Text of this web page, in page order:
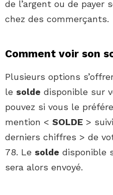
de l’argent ou de payer
chez des commerçants.
Comment voir son
Plusieurs options
le solde disponible sur
pouvez si vous le
mention < SOLDE >
derniers chiffres > de
78. Le solde disponible
sera alors envoyé.